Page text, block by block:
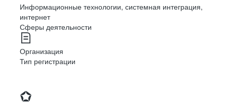
Информационные технологии, системная интеграция,
интернет
Сферы деятельности
Организация
Тип регистрации